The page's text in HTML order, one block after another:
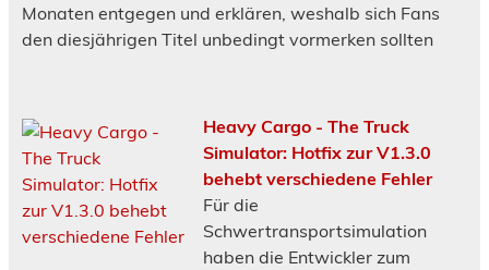
Monaten entgegen und erklären, weshalb sich Fans
den diesjährigen Titel unbedingt vormerken sollten
Heavy Cargo - The Truck
Simulator: Hotfix zur V1.3.0
behebt verschiedene Fehler
Für die
Schwertransportsimulation
haben die Entwickler zum